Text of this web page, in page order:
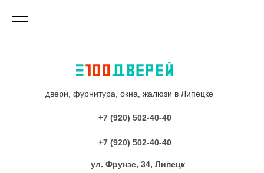
двери, фурнитура, окна, жалюзи в Липецке
+7 (920) 502-40-40
+7 (920) 502-40-40
ул. Фрунзе, 34, Липецк